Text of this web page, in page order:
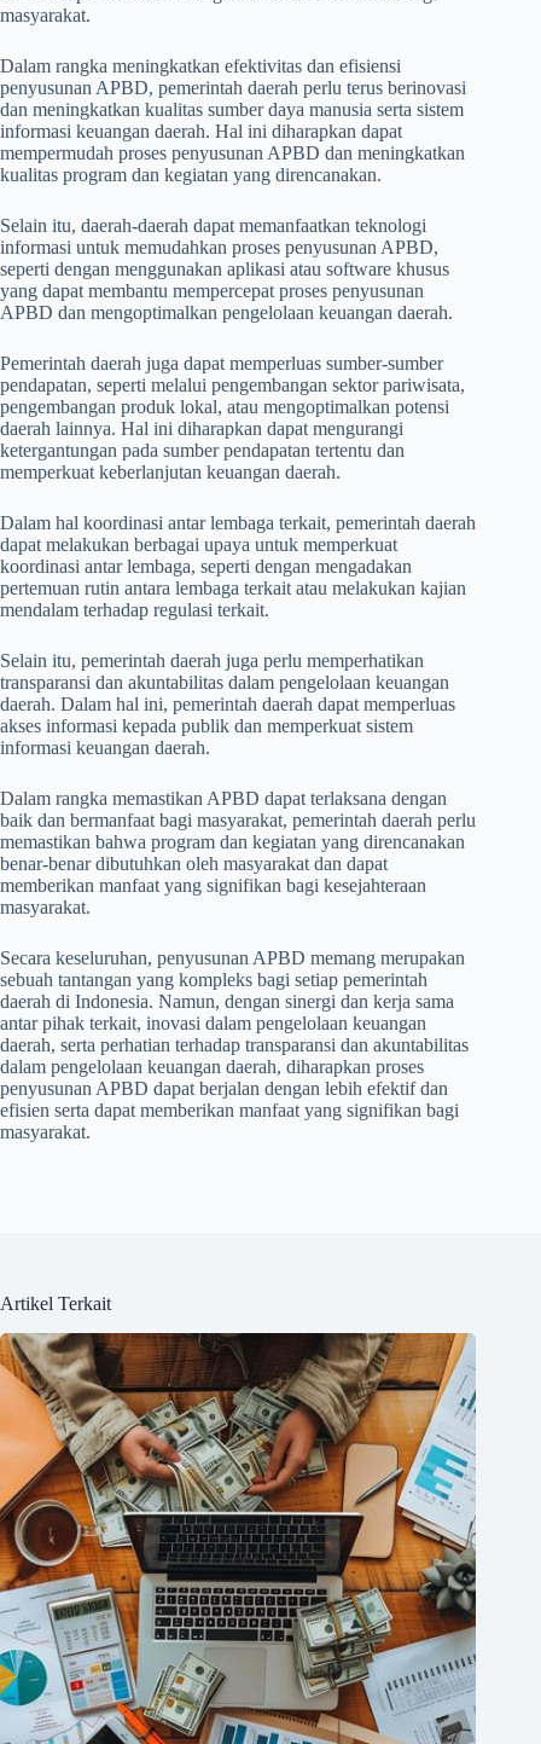
masyarakat.
Dalam rangka meningkatkan efektivitas dan efisiensi
penyusunan APBD, pemerintah daerah perlu terus berinovasi
dan meningkatkan kualitas sumber daya manusia serta sistem
informasi keuangan daerah. Hal ini diharapkan dapat
mempermudah proses penyusunan APBD dan meningkatkan
kualitas program dan kegiatan yang direncanakan.
Selain itu, daerah-daerah dapat memanfaatkan teknologi
informasi untuk memudahkan proses penyusunan APBD,
seperti dengan menggunakan aplikasi atau software khusus
yang dapat membantu mempercepat proses penyusunan
APBD dan mengoptimalkan pengelolaan keuangan daerah.
Pemerintah daerah juga dapat memperluas sumber-sumber
pendapatan, seperti melalui pengembangan sektor pariwisata,
pengembangan produk lokal, atau mengoptimalkan potensi
daerah lainnya. Hal ini diharapkan dapat mengurangi
ketergantungan pada sumber pendapatan tertentu dan
memperkuat keberlanjutan keuangan daerah.
Dalam hal koordinasi antar lembaga terkait, pemerintah daerah
dapat melakukan berbagai upaya untuk memperkuat
koordinasi antar lembaga, seperti dengan mengadakan
pertemuan rutin antara lembaga terkait atau melakukan kajian
mendalam terhadap regulasi terkait.
Selain itu, pemerintah daerah juga perlu memperhatikan
transparansi dan akuntabilitas dalam pengelolaan keuangan
daerah. Dalam hal ini, pemerintah daerah dapat memperluas
akses informasi kepada publik dan memperkuat sistem
informasi keuangan daerah.
Dalam rangka memastikan APBD dapat terlaksana dengan
baik dan bermanfaat bagi masyarakat, pemerintah daerah perlu
memastikan bahwa program dan kegiatan yang direncanakan
benar-benar dibutuhkan oleh masyarakat dan dapat
memberikan manfaat yang signifikan bagi kesejahteraan
masyarakat.
Secara keseluruhan, penyusunan APBD memang merupakan
sebuah tantangan yang kompleks bagi setiap pemerintah
daerah di Indonesia. Namun, dengan sinergi dan kerja sama
antar pihak terkait, inovasi dalam pengelolaan keuangan
daerah, serta perhatian terhadap transparansi dan akuntabilitas
dalam pengelolaan keuangan daerah, diharapkan proses
penyusunan APBD dapat berjalan dengan lebih efektif dan
efisien serta dapat memberikan manfaat yang signifikan bagi
masyarakat.
Artikel Terkait